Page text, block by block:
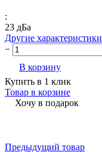
:
23 дБа
Другие характеристики
−
В корзину
Купить в 1 клик
Товар в корзине
Хочу в подарок
Предыдущий товар